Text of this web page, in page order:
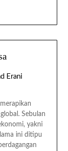
Erani
Sebulan
yakni
ini ditipu